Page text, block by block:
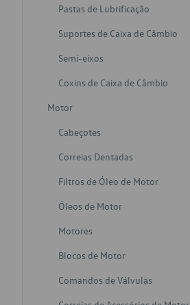
Pastas de Lubrificação
Suportes de Caixa de Câmbio
Semi-eixos
Coxins de Caixa de Câmbio
Motor
Cabeçotes
Correias Dentadas
Filtros de Óleo de Motor
Óleos de Motor
Motores
Blocos de Motor
Comandos de Válvulas